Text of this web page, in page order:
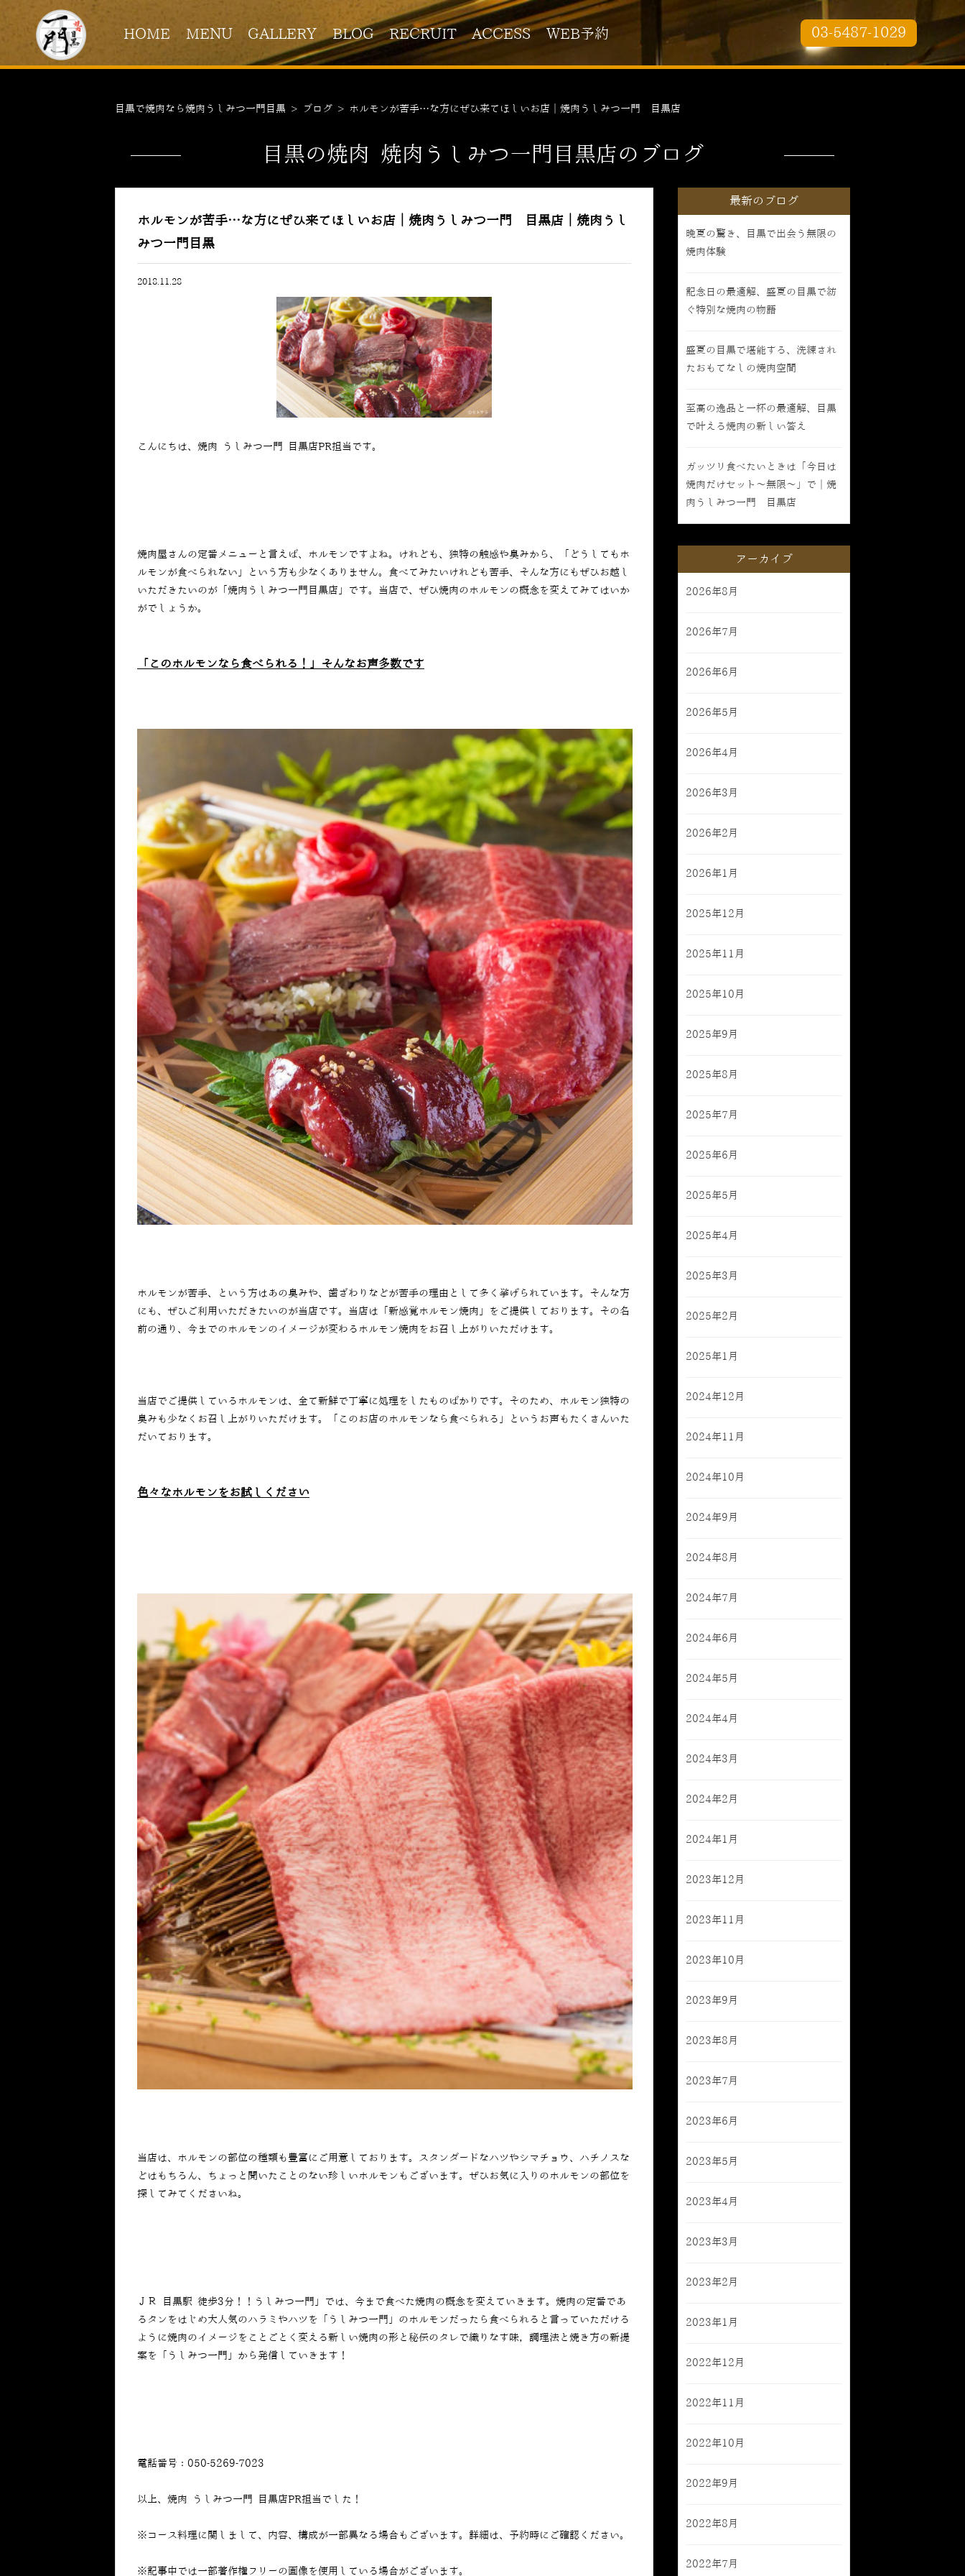
HOME MENU GALLERY BLOG RECRUIT ACCESS WEB予約 03-5487-1029
目黒で焼肉なら焼肉うしみつ一門目黒 > ブログ > ホルモンが苦手…な方にぜひ来てほしいお店｜焼肉うしみつ一門 目黒店
目黒の焼肉 焼肉うしみつ一門目黒店のブログ
ホルモンが苦手…な方にぜひ来てほしいお店｜焼肉うしみつ一門 目黒店｜焼肉うし
みつ一門目黒
2018.11.28
こんにちは、焼肉 うしみつ一門 目黒店PR担当です。
焼肉屋さんの定番メニューと言えば、ホルモンですよね。けれども、独特の触感や臭みから、「どうしてもホ
ルモンが食べられない」という方も少なくありません。食べてみたいけれども苦手、そんな方にもぜひお越し
いただきたいのが「焼肉うしみつ一門目黒店」です。当店で、ぜひ焼肉のホルモンの概念を変えてみてはいか
がでしょうか。
「このホルモンなら食べられる！」そんなお声多数です
ホルモンが苦手、という方はあの臭みや、歯ざわりなどが苦手の理由として多く挙げられています。そんな方
にも、ぜひご利用いただきたいのが当店です。当店は「新感覚ホルモン焼肉」をご提供しております。その名
前の通り、今までのホルモンのイメージが変わるホルモン焼肉をお召し上がりいただけます。
当店でご提供しているホルモンは、全て新鮮で丁寧に処理をしたものばかりです。そのため、ホルモン独特の
臭みも少なくお召し上がりいただけます。「このお店のホルモンなら食べられる」というお声もたくさんいた
だいております。
色々なホルモンをお試しください
当店は、ホルモンの部位の種類も豊富にご用意しております。スタンダードなハツやシマチョウ、ハチノスな
どはもちろん、ちょっと聞いたことのない珍しいホルモンもございます。ぜひお気に入りのホルモンの部位を
探してみてくださいね。
ＪＲ 目黒駅 徒歩3分！！うしみつ一門」では、今まで食べた焼肉の概念を変えていきます。焼肉の定番であ
るタンをはじめ大人気のハラミやハツを「うしみつ一門」のホルモンだったら食べられると言っていただける
ように焼肉のイメージをことごとく変える新しい焼肉の形と秘伝のタレで織りなす味，調理法と焼き方の新提
案を「うしみつ一門」から発信していきます！
電話番号：050-5269-7023
以上、焼肉 うしみつ一門 目黒店PR担当でした！
※コース料理に関しまして、内容、構成が一部異なる場合もございます。詳細は、予約時にご確認ください。
※記事中では一部著作権フリーの画像を使用している場合がございます。
最新のブログ
晩夏の驚き、目黒で出会う無限の
焼肉体験
記念日の最適解、盛夏の目黒で紡
ぐ特別な焼肉の物語
盛夏の目黒で堪能する、洗練され
たおもてなしの焼肉空間
至高の逸品と一杯の最適解、目黒
で叶える焼肉の新しい答え
ガッツリ食べたいときは「今日は
焼肉だけセット〜無限〜」で｜焼
肉うしみつ一門 目黒店
アーカイブ
2026年8月
2026年7月
2026年6月
2026年5月
2026年4月
2026年3月
2026年2月
2026年1月
2025年12月
2025年11月
2025年10月
2025年9月
2025年8月
2025年7月
2025年6月
2025年5月
2025年4月
2025年3月
2025年2月
2025年1月
2024年12月
2024年11月
2024年10月
2024年9月
2024年8月
2024年7月
2024年6月
2024年5月
2024年4月
2024年3月
2024年2月
2024年1月
2023年12月
2023年11月
2023年10月
2023年9月
2023年8月
2023年7月
2023年6月
2023年5月
2023年4月
2023年3月
2023年2月
2023年1月
2022年12月
2022年11月
2022年10月
2022年9月
2022年8月
2022年7月